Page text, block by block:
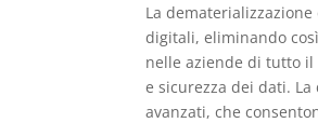
La
digitali, eliminando
nelle aziende di tutto
e sicurezza dei dati.
avanzati, che